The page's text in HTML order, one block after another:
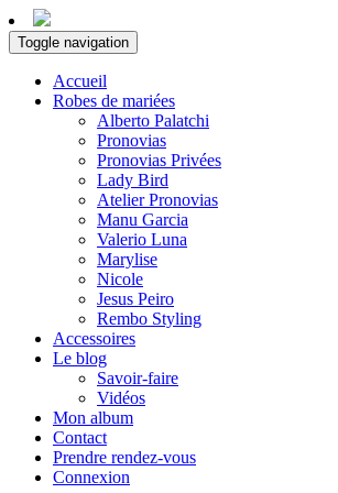
Toggle navigation
Accueil
Robes de mariées
Alberto Palatchi
Pronovias
Pronovias Privées
Lady Bird
Atelier Pronovias
Manu Garcia
Valerio Luna
Marylise
Nicole
Jesus Peiro
Rembo Styling
Accessoires
Le blog
Savoir-faire
Vidéos
Mon album
Contact
Prendre rendez-vous
Connexion